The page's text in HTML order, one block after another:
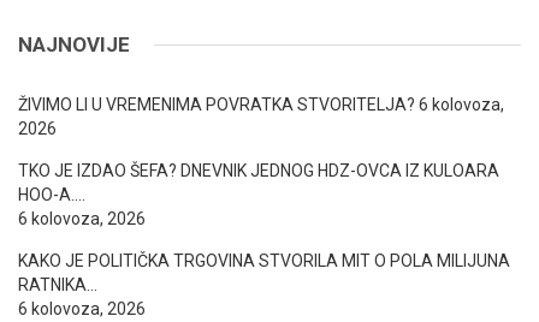
NAJNOVIJE
ŽIVIMO LI U VREMENIMA POVRATKA STVORITELJA? 6 kolovoza,
2026
TKO JE IZDAO ŠEFA? DNEVNIK JEDNOG HDZ-OVCA IZ KULOARA
HOO-A….
6 kolovoza, 2026
KAKO JE POLITIČKA TRGOVINA STVORILA MIT O POLA MILIJUNA
RATNIKA…
6 kolovoza, 2026